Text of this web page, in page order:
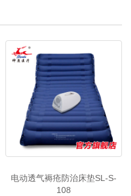
电动透气褥疮防治床垫SL-S-
108